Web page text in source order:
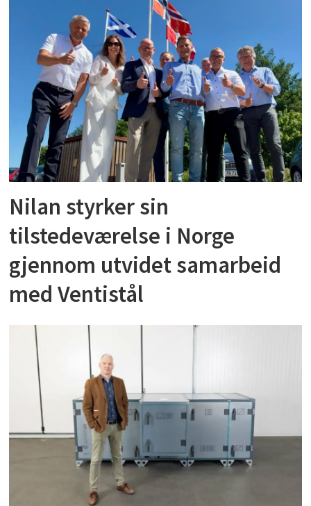
Nilan styrker sin
tilstedeværelse i Norge
gjennom utvidet samarbeid
med Ventistål